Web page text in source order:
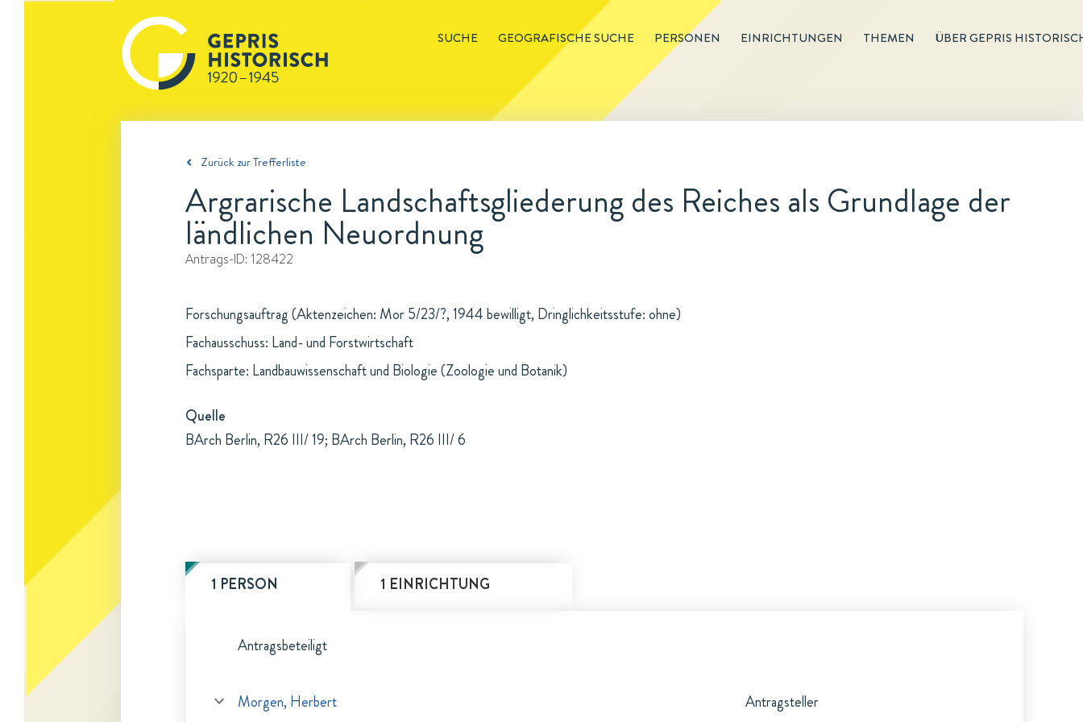
SUCHE GEOGRAFISCHE SUCHE PERSONEN EINRICHTUNGEN THEMEN ÜBER GEPRIS
Zurück zur Trefferliste
Argrarische Landschaftsgliederung des Reiches als Grundlage der
ländlichen Neuordnung
Antrags-ID: 128422
Forschungsauftrag (Aktenzeichen: Mor 5/23/?, 1944 bewilligt, Dringlichkeitsstufe: ohne)
Fachausschuss: Land- und Forstwirtschaft
Fachsparte: Landbauwissenschaft und Biologie (Zoologie und Botanik)
Quelle
BArch Berlin, R26 III/ 19; BArch Berlin, R26 III/ 6
1 PERSON 1 EINRICHTUNG
Antragsbeteiligt
Morgen, Herbert Antragsteller